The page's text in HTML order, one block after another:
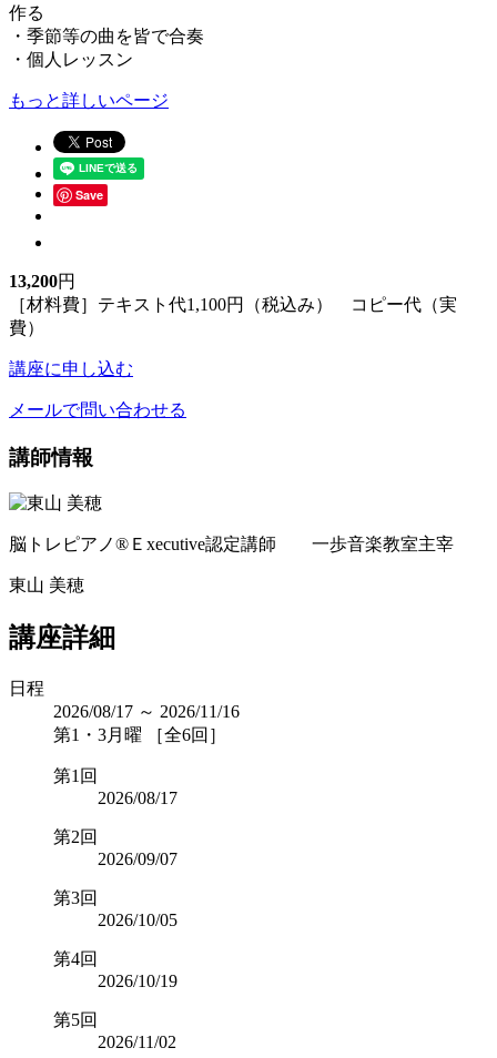
作る
・季節等の曲を皆で合奏
・個人レッスン
もっと詳しいページ
Save
13,200円
［材料費］テキスト代1,100円（税込み） コピー代（実
費）
講座に申し込む
メールで問い合わせる
講師情報
脳トレピアノ®Ｅxecutive認定講師 一歩音楽教室主宰
東山 美穂
講座詳細
日程
2026/08/17 ～ 2026/11/16
第1・3月曜 ［全6回］
第1回
2026/08/17
第2回
2026/09/07
第3回
2026/10/05
第4回
2026/10/19
第5回
2026/11/02